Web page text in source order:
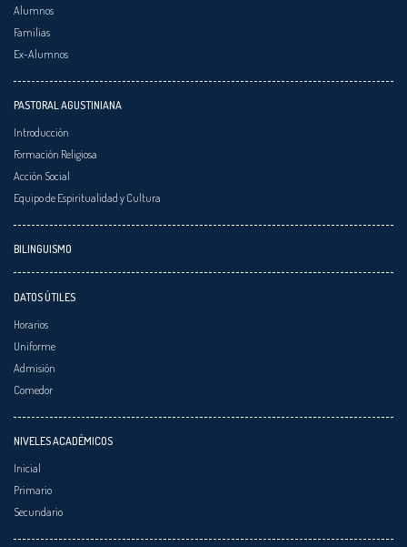
Alumnos
Familias
Ex-Alumnos
PASTORAL AGUSTINIANA
Introducción
Formación Religiosa
Acción Social
Equipo de Espiritualidad y Cultura
BILINGUISMO
DATOS ÚTILES
Horarios
Uniforme
Admisión
Comedor
NIVELES ACADÉMICOS
Inicial
Primario
Secundario